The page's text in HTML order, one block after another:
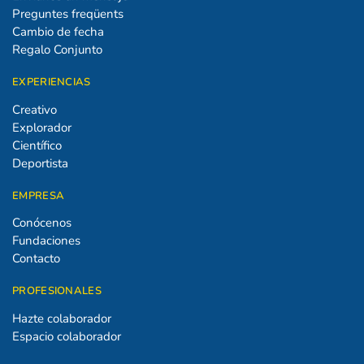
Preguntes freqüents
Cambio de fecha
Regalo Conjunto
EXPERIENCIAS
Creativo
Explorador
Científico
Deportista
EMPRESA
Conócenos
Fundaciones
Contacto
PROFESIONALES
Hazte colaborador
Espacio colaborador